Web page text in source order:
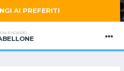
AI PREFERITI
CALENDARIO